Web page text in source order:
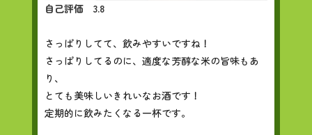
自己評価 3.8
さっぱりしてて、飲みやすいですね！
さっぱりしてるのに、適度な芳醇な米の旨味もあ
り、
とても美味しいきれいなお酒です！
定期的に飲みたくなる一杯です。